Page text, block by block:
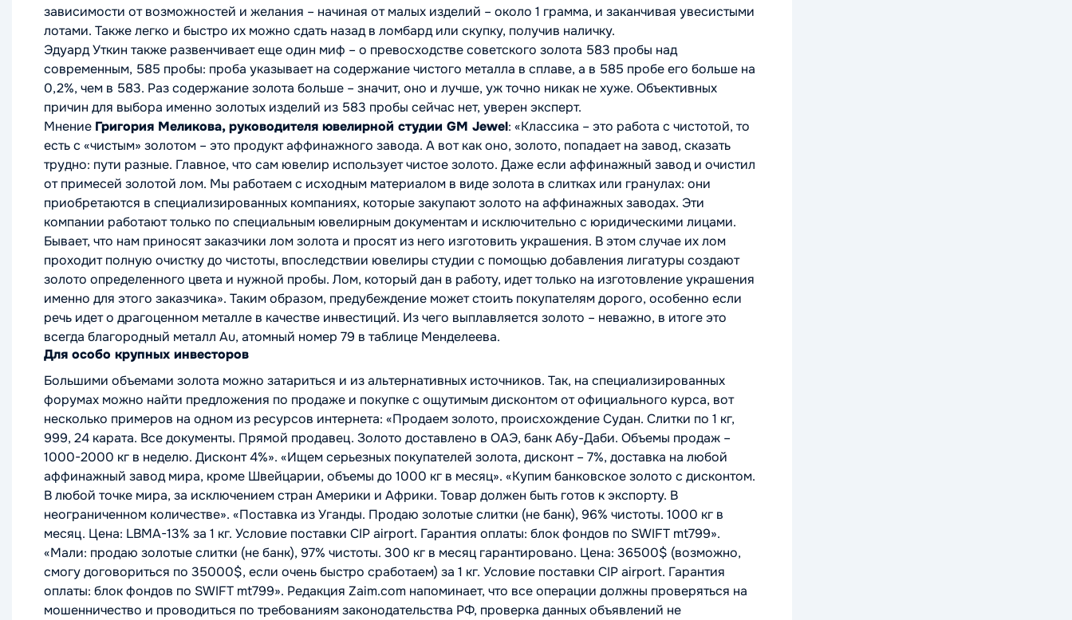
зависимости от возможностей и желания – начиная от малых изделий – около 1 грамма, и заканчивая увесистыми
лотами. Также легко и быстро их можно сдать назад в ломбард или скупку, получив наличку.
Эдуард Уткин также развенчивает еще один миф – о превосходстве советского золота 583 пробы над
современным, 585 пробы: проба указывает на содержание чистого металла в сплаве, а в 585 пробе его больше на
0,2%, чем в 583. Раз содержание золота больше – значит, оно и лучше, уж точно никак не хуже. Объективных
причин для выбора именно золотых изделий из 583 пробы сейчас нет, уверен эксперт.
Мнение Григория Меликова, руководителя ювелирной студии GM Jewel: «Классика – это работа с чистотой, то
есть с «чистым» золотом – это продукт аффинажного завода. А вот как оно, золото, попадает на завод, сказать
трудно: пути разные. Главное, что сам ювелир использует чистое золото. Даже если аффинажный завод и очистил
от примесей золотой лом. Мы работаем с исходным материалом в виде золота в слитках или гранулах: они
приобретаются в специализированных компаниях, которые закупают золото на аффинажных заводах. Эти
компании работают только по специальным ювелирным документам и исключительно с юридическими лицами.
Бывает, что нам приносят заказчики лом золота и просят из него изготовить украшения. В этом случае их лом
проходит полную очистку до чистоты, впоследствии ювелиры студии с помощью добавления лигатуры создают
золото определенного цвета и нужной пробы. Лом, который дан в работу, идет только на изготовление украшения
именно для этого заказчика». Таким образом, предубеждение может стоить покупателям дорого, особенно если
речь идет о драгоценном металле в качестве инвестиций. Из чего выплавляется золото – неважно, в итоге это
всегда благородный металл Au, атомный номер 79 в таблице Менделеева.
Для особо крупных инвесторов
Большими объемами золота можно затариться и из альтернативных источников. Так, на специализированных
форумах можно найти предложения по продаже и покупке с ощутимым дисконтом от официального курса, вот
несколько примеров на одном из ресурсов интернета: «Продаем золото, происхождение Судан. Слитки по 1 кг,
999, 24 карата. Все документы. Прямой продавец. Золото доставлено в ОАЭ, банк Абу-Даби. Объемы продаж –
1000-2000 кг в неделю. Дисконт 4%». «Ищем серьезных покупателей золота, дисконт – 7%, доставка на любой
аффинажный завод мира, кроме Швейцарии, объемы до 1000 кг в месяц». «Купим банковское золото с дисконтом.
В любой точке мира, за исключением стран Америки и Африки. Товар должен быть готов к экспорту. В
неограниченном количестве». «Поставка из Уганды. Продаю золотые слитки (не банк), 96% чистоты. 1000 кг в
месяц. Цена: LBMA-13% за 1 кг. Условие поставки CIP airport. Гарантия оплаты: блок фондов по SWIFT mt799».
«Мали: продаю золотые слитки (не банк), 97% чистоты. 300 кг в месяц гарантировано. Цена: 36500$ (возможно,
смогу договориться по 35000$, если очень быстро сработаем) за 1 кг. Условие поставки CIP airport. Гарантия
оплаты: блок фондов по SWIFT mt799». Редакция Zaim.com напоминает, что все операции должны проверяться на
мошенничество и проводиться по требованиям законодательства РФ, проверка данных объявлений не